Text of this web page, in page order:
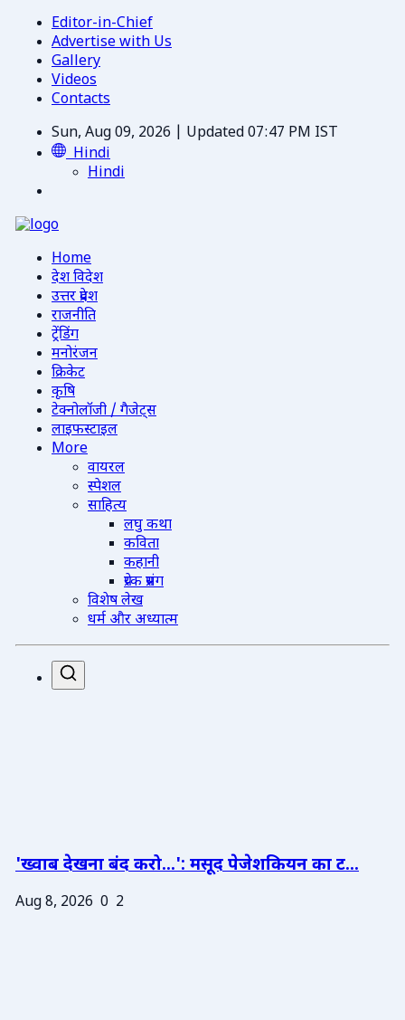
Editor-in-Chief
Advertise with Us
Gallery
Videos
Contacts
Sun, Aug 09, 2026 | Updated 07:47 PM IST
Hindi
Hindi
Home
देश विदेश
उत्तर प्रदेश
राजनीति
ट्रेंडिंग
मनोरंजन
क्रिकेट
कृषि
टेक्नोलॉजी / गैजेट्स
लाइफस्टाइल
More
वायरल
स्पेशल
साहित्य
लघु कथा
कविता
कहानी
प्रेरक प्रसंग
विशेष लेख
धर्म और अध्यात्म
'ख्वाब देखना बंद करो...': मसूद पेजेशकियन का ट...
Aug 8, 2026 0 2